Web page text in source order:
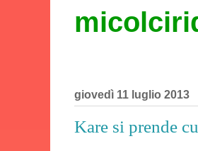
giovedì 11 luglio 2013
Kare si prende